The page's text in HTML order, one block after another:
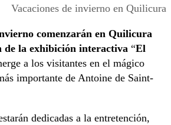
Vacaciones de invierno en Quilicura
comenzarán en Quilicura
de la exhibición interactiva “El
a los visitantes en el mágico
importante de Antoine de Saint-
dedicadas a la entretención,